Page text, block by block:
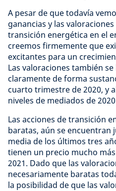
A pesar de que todavía
ganancias y las
transición energética en el
creemos firmemente que
excitantes para un
Las valoraciones también
claramente de forma
cuarto trimestre de 2020, y
niveles de mediados de
Las acciones de transición
baratas, aún se encuentran
media de los últimos tres
tienen un precio mucho
2021. Dado que las
necesariamente baratas
la posibilidad de que las